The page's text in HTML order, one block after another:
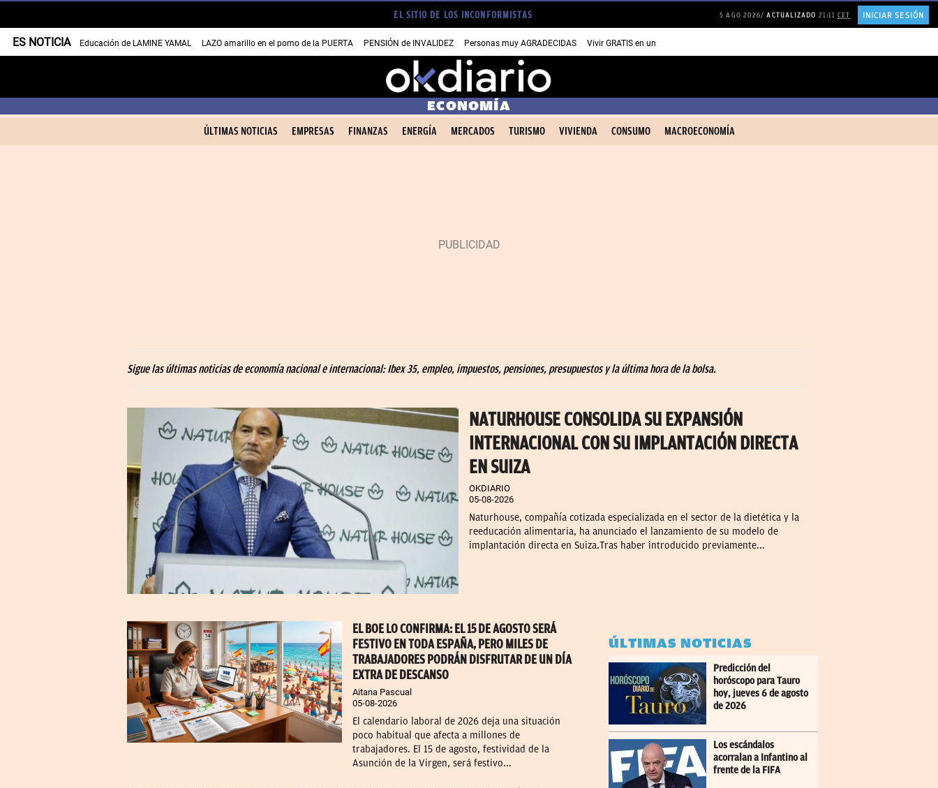
EL SITIO DE LOS INCONFORMISTAS 5 AGO 2026 ACTUALIZADO 21:11CET INICIAR SESIÓN
ES NOTICIA Educación de LAMINE YAMAL LAZO amarillo en el pomo de la PUERTA PENSIÓN de INVALIDEZ Personas muy AGRADECIDAS Vivir GRATIS en una ISLA en GRECIA
ECONOMÍA
ÚLTIMAS NOTICIAS EMPRESAS FINANZAS ENERGÍA MERCADOS TURISMO VIVIENDA CONSUMO MACROECONOMÍA
Sigue las últimas noticias de economía nacional e internacional: Ibex 35, empleo, impuestos, pensiones, presupuestos y la última hora de la bolsa.
NATURHOUSE CONSOLIDA SU EXPANSIÓN
INTERNACIONAL CON SU IMPLANTACIÓN DIRECTA
EN SUIZA
OKDIARIO
05-08-2026
Naturhouse, compañía cotizada especializada en el sector de la dietética y la
reeducación alimentaria, ha anunciado el lanzamiento de su modelo de
implantación directa en Suiza.Tras haber introducido previamente...
EL BOE LO CONFIRMA: EL 15 DE AGOSTO SERÁ
FESTIVO EN TODA ESPAÑA, PERO MILES DE
TRABAJADORES PODRÁN DISFRUTAR DE UN DÍA
EXTRA DE DESCANSO
Aitana Pascual
05-08-2026
El calendario laboral de 2026 deja una situación
poco habitual que afecta a millones de
trabajadores. El 15 de agosto, festividad de la
Asunción de la Virgen, será festivo...
ÚLTIMAS NOTICIAS
Predicción del
horóscopo para Tauro
hoy, jueves 6 de agosto
de 2026
Los escándalos
acorralan a Infantino al
frente de la FIFA